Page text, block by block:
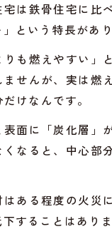
は鉄骨住宅に比
という特長があり
りも燃えやすい」
ませんが、実は燃
けなんです。
面に「炭化層」
なると、中心部
ある程度の火災
することはありま